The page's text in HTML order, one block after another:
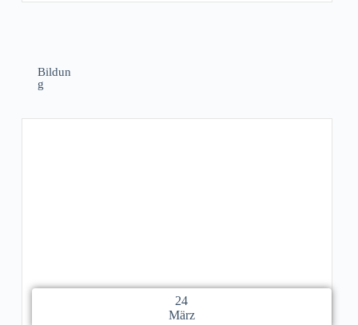
Bildun
g
24
März